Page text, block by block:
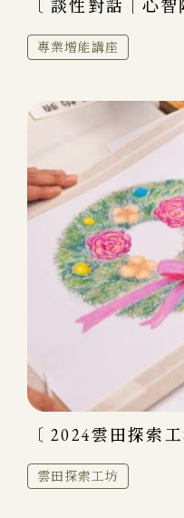
〔 談性對話｜心
專業增能講座
〔 2024雲田探索
雲田探索工坊